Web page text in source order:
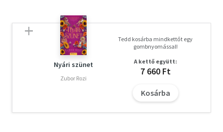
Nyári szünet
Zubor Rozi
Tedd kosárba mindkettőt egy
gombnyomással!
A kettő együtt:
7 660 Ft
Kosárba